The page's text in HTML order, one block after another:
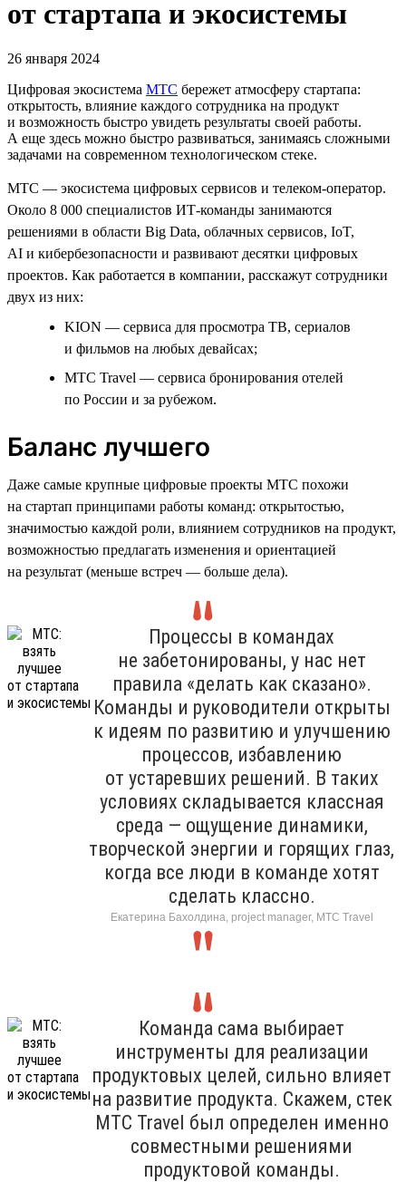
от стартапа и экосистемы
26 января 2024
Цифровая экосистема МТС бережет атмосферу стартапа:
открытость, влияние каждого сотрудника на продукт
и возможность быстро увидеть результаты своей работы.
А еще здесь можно быстро развиваться, занимаясь сложными
задачами на современном технологическом стеке.
МТС — экосистема цифровых сервисов и телеком-оператор.
Около 8 000 специалистов ИТ-команды занимаются
решениями в области Big Data, облачных сервисов, IoT,
AI и кибербезопасности и развивают десятки цифровых
проектов. Как работается в компании, расскажут сотрудники
двух из них:
KION — сервиса для просмотра ТВ, сериалов
и фильмов на любых девайсах;
МТС Travel — сервиса бронирования отелей
по России и за рубежом.
Баланс лучшего
Даже самые крупные цифровые проекты МТС похожи
на стартап принципами работы команд: открытостью,
значимостью каждой роли, влиянием сотрудников на продукт,
возможностью предлагать изменения и ориентацией
на результат (меньше встреч — больше дела).
Процессы в командах
не забетонированы, у нас нет
правила «делать как сказано».
Команды и руководители открыты
к идеям по развитию и улучшению
процессов, избавлению
от устаревших решений. В таких
условиях складывается классная
среда — ощущение динамики,
творческой энергии и горящих глаз,
когда все люди в команде хотят
сделать классно.
Екатерина Бахолдина, project manager, МТС Travel
Команда сама выбирает
инструменты для реализации
продуктовых целей, сильно влияет
на развитие продукта. Скажем, стек
МТС Travel был определен именно
совместными решениями
продуктовой команды.